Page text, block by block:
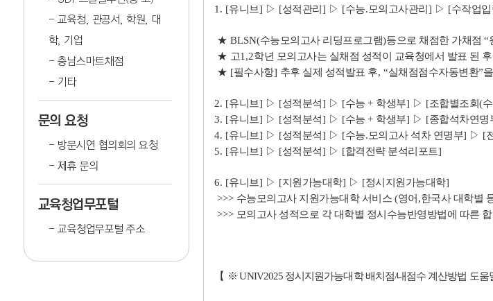
교육청, 관공서, 학원, 대
학, 기업
충남스마트채점
기타
문의 요청
방문시연 협의회의 요청
제휴 문의
교육청업무포털
교육청업무포털 주소
1. [유니브] ▷ [성적관리 ] ▷ [수능.모의고사관리 ] ▷ [수작업
★ BLSN(수능모의고사 리딩프로그램)등으로 채점한 가채점“
★ 고1,2학년 모의고사는 실채점 성적이 교육청에서 발표 된
★ [필수사항] 추후 실제 성적발표 후, “실채점점수자동변환”
2. [유니브] ▷ [성적분석] ▷ [수능+ 학생부] ▷ [조합별조회(
3. [유니브] ▷ [성적분석] ▷ [수능+ 학생부] ▷ [종합석차연명
4. [유니브] ▷ [성적분석] ▷ [수능.모의고사 석차 연명부] ▷ [
5. [유니브] ▷ [성적분석] ▷ [합격전략 분석리포트]
6. [유니브] ▷ [지원가능대학] ▷ [정시지원가능대학]
>>> 수능모의고사 지원가능대학 서비스 (영어 ,한국사 대학별
>>> 모의고사 성적으로 각 대학별 정시수능반영방법에 따른
【 ※UNIV2025 정시지원가능대학 배치점/내점수 계산방법 도움